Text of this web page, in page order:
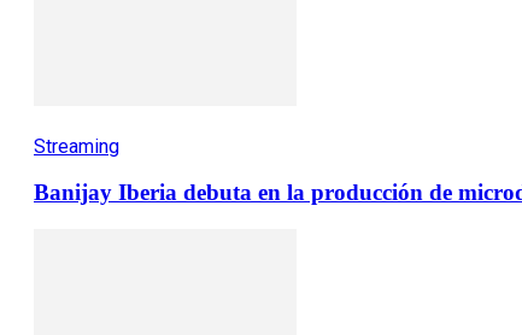
Streaming
Banijay Iberia debuta en la producción de